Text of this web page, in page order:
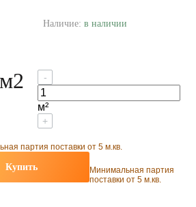
Наличие: в наличии
-
м²
+
партия поставки от 5 м.кв.
Купить
Минимальная партия
поставки от 5 м.кв.